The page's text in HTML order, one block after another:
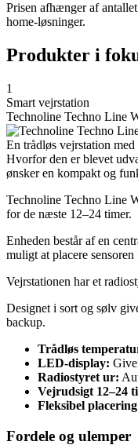
Prisen afhænger af
home-løsninger.
Produkter i
1
Smart vejrstation
Technoline Techno Line
En trådløs vejrstation
Hvorfor den er blevet
ønsker en kompakt og
Technoline Techno Line
for de næste 12–24 timer.
Enheden består af en
muligt at placere
Vejrstationen har et
Designet i sort og sølv
backup.
Trådløs
LED-display:
Radiostyret ur:
Vejrudsigt 12–24
Fleksibel
Fordele og ulemper